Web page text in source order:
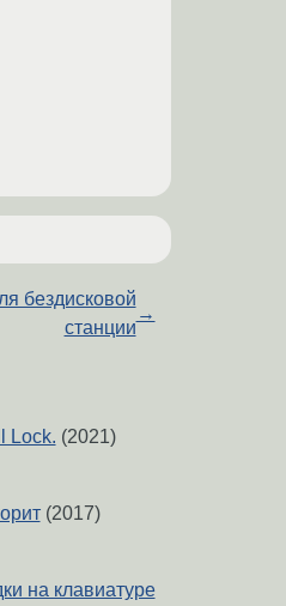
бездисковой
станции
→
Lock. (2021)
(2017)
на клавиатуре